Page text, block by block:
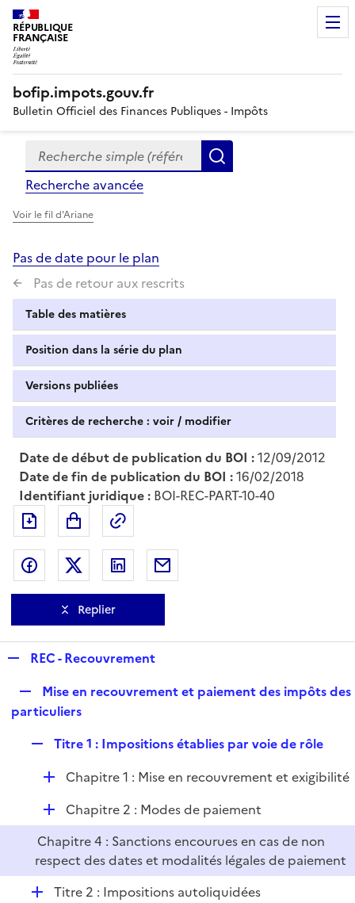
RÉPUBLIQUE
FRANÇAISE
bofip.impots.gouv.fr
Bulletin Officiel des Finances Publiques - Impôts
Formulaire
de
recherche
Recherche simple (références, mots clés, partie du
Recherche avancée
Voir le fil d'Ariane
Pas de date pour le plan
Pas de retour aux rescrits
Table des matières
Position dans la série du plan
Versions publiées
Critères de recherche : voir / modifier
Date de début de publication du BOI :12/09/2012
Date de fin de publication du BOI :16/02/2018
Identifiant juridique : BOI-REC-PART-10-40
Exporter le document au format pdf
Partager sur Facebook
Partager sur Twitter
Partager sur LinkedIn
Replier
p
l
REC - Recouvrement
e
l
Mise en recouvrement et paiement des impôts des
particuliers
p
l
i
e
r
Titre 1 : Impositions établies par voie de rôle
D
i
e
r
Chapitre 1 : Mise en recouvrement et exigibilité
D
é
p
l
i
Chapitre 2 : Modes de paiement
Chapitre 4 : Sanctions encourues en cas de non
respect des dates et modalités légales de paiement
DTitre 2 : Impositions autoliquidées